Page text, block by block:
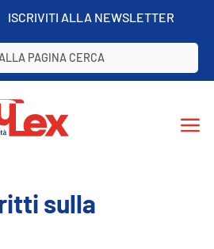
ISCRIVITI ALLA NEWSLETTER
PAGINA CERCA
sulla